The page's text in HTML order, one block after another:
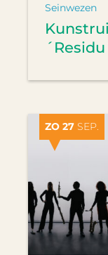
Seinwezen
ZO 27 SEP.